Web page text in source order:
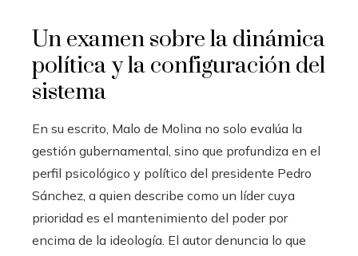
Un examen sobre la dinámica
política y la configuración del
sistema
En su escrito, Malo de Molina no solo evalúa la
gestión gubernamental, sino que profundiza en el
perfil psicológico y político del presidente Pedro
Sánchez, a quien describe como un líder cuya
prioridad es el mantenimiento del poder por
encima de la ideología. El autor denuncia lo que